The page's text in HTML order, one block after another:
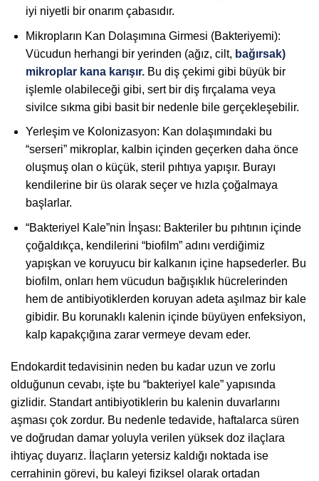
iyi niyetli bir onarım çabasıdır.
Mikropların Kan Dolaşımına Girmesi (Bakteriyemi):
Vücudun herhangi bir yerinden (ağız, cilt, bağırsak)
mikroplar kana karışır.Bu diş çekimi gibi büyük bir
işlemle olabileceği gibi, sert bir diş fırçalama veya
sivilce sıkma gibi basit bir nedenle bile gerçekleşebilir.
Yerleşim ve Kolonizasyon: Kan dolaşımındaki bu
“serseri” mikroplar, kalbin içinden geçerken daha önce
oluşmuş olan o küçük, steril pıhtıya yapışır. Burayı
kendilerine bir üs olarak seçer ve hızla çoğalmaya
başlarlar.
“Bakteriyel Kale”nin İnşası: Bakteriler bu pıhtının içinde
çoğaldıkça, kendilerini “biofilm” adını verdiğimiz
yapışkan ve koruyucu bir kalkanın içine hapsederler. Bu
biofilm, onları hem vücudun bağışıklık hücrelerinden
hem de antibiyotiklerden koruyan adeta aşılmaz bir kale
gibidir. Bu korunaklı kalenin içinde büyüyen enfeksiyon,
kalp kapakçığına zarar vermeye devam eder.
Endokardit tedavisinin neden bu kadar uzun ve zorlu
olduğunun cevabı, işte bu “bakteriyel kale” yapısında
gizlidir. Standart antibiyotiklerin bu kalenin duvarlarını
aşması çok zordur. Bu nedenle tedavide, haftalarca süren
ve doğrudan damar yoluyla verilen yüksek doz ilaçlara
ihtiyaç duyarız. İlaçların yetersiz kaldığı noktada ise
cerrahinin görevi, bu kaleyi fiziksel olarak ortadan